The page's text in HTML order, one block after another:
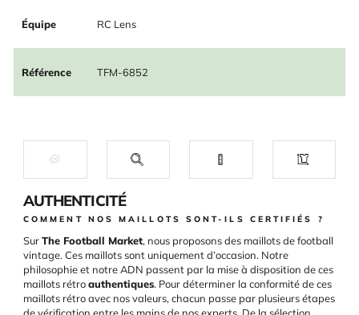
Équipe RC Lens
Référence TFM-6852
AUTHENTICITÉ
COMMENT NOS MAILLOTS SONT-ILS CERTIFIÉS ?
SurThe Football Market, nous proposons des maillots de football
vintage. Ces maillots sont uniquement d’occasion. Notre
philosophie et notre ADN passent par la mise à disposition de ces
maillots rétroauthentiques. Pour déterminer la conformité de ces
maillots rétro avec nos valeurs, chacun passe par plusieurs étapes